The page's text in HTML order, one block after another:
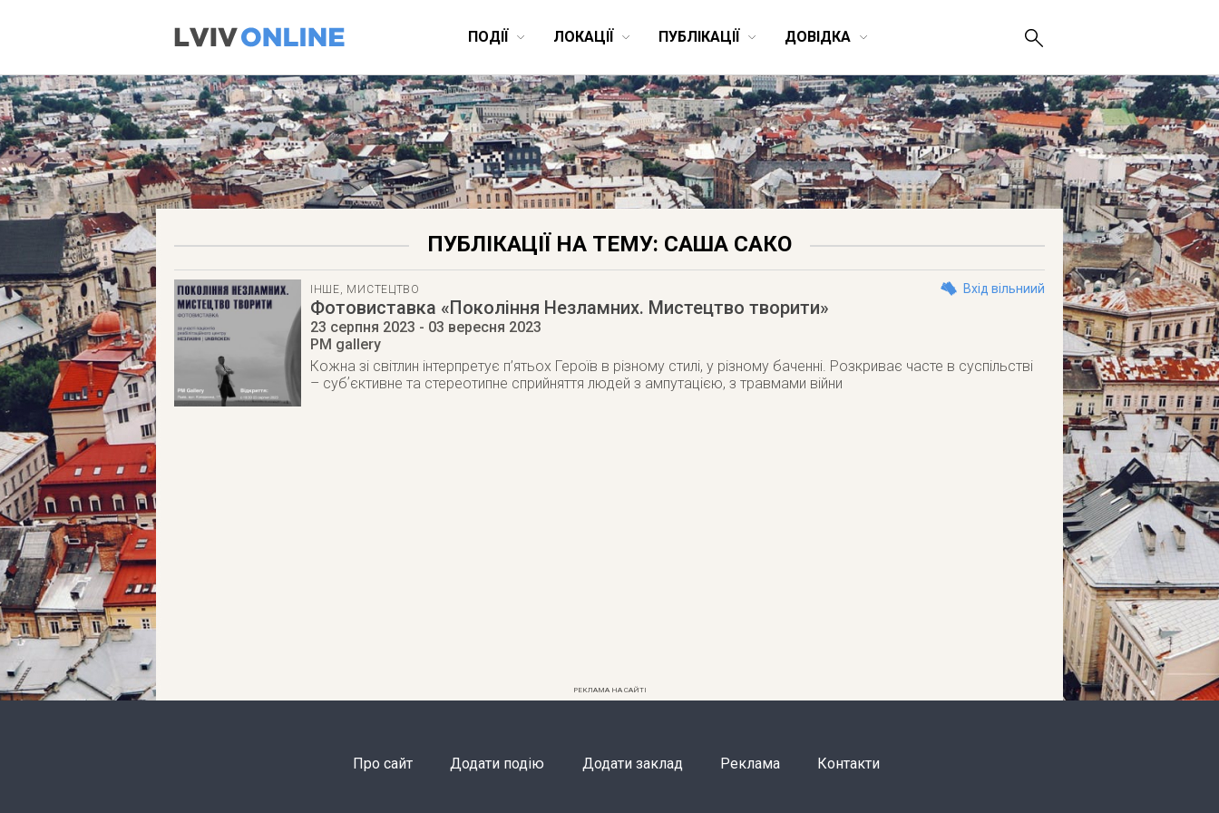
ПОДІЇ ЛОКАЦІЇ ПУБЛІКАЦІЇ ДОВІДКА
ПУБЛІКАЦІЇ НА ТЕМУ: САША САКО
ІНШЕ, МИСТЕЦТВО Вхід вільниий
Фотовиставка «Покоління Незламних. Мистецтво творити»
23 серпня 2023 - 03 вересня 2023
PM gallery
Кожна зі світлин інтерпретує п’ятьох Героїв в різному стилі, у різному баченні. Розкриває часте в суспільстві
– субʼєктивне та стереотипне сприйняття людей з ампутацією, з травмами війни
РЕКЛАМА НА САЙТІ
Про сайт Додати подію Додати заклад Реклама Контакти